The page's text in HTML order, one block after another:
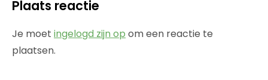
Plaats reactie
Je moet ingelogd zijn op om een reactie te
plaatsen.